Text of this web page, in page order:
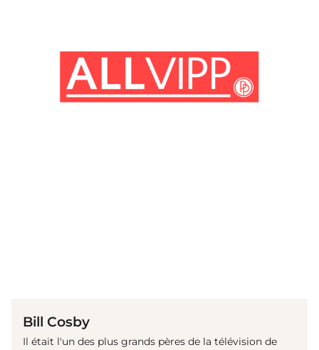
Bill Cosby
Il était l'un des plus grands pères de la télévision de